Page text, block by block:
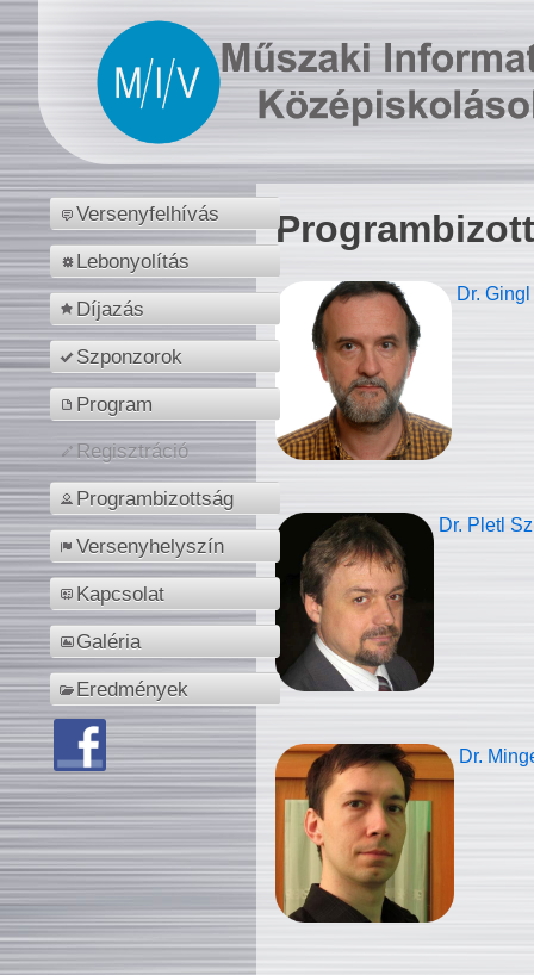
Versenyfelhívás
Lebonyolítás
Díjazás
Szponzorok
Program
Regisztráció
Programbizottság
Versenyhelyszín
Kapcsolat
Galéria
Eredmények
Dr.
Dr. Pletl
Dr.